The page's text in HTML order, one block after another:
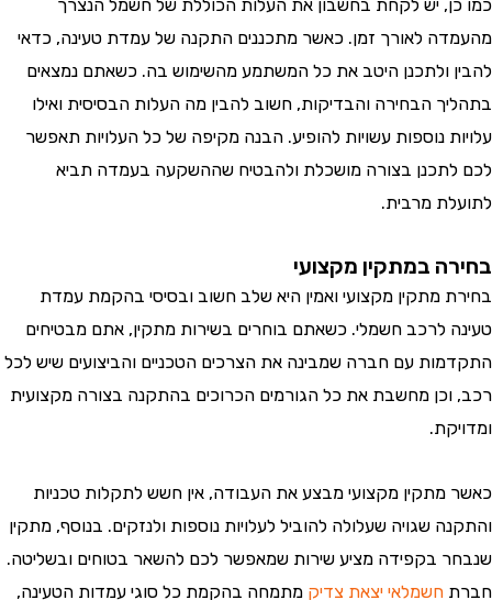
כן, יש לקחת בחשבון את העלות הכוללת של חשמל הנצרך
לאורך זמן. כאשר מתכננים התקנה של עמדת טעינה, כדאי
ולתכנן היטב את כל המשתמע מהשימוש בה. כשאתם נמצאים
הבחירה והבדיקות, חשוב להבין מה העלות הבסיסית ואילו
נוספות עשויות להופיע. הבנה מקיפה של כל העלויות תאפשר
לתכנן בצורה מושכלת ולהבטיח שההשקעה בעמדה תביא
מרבית.
במתקין מקצועי
מתקין מקצועי ואמין היא שלב חשוב ובסיסי בהקמת עמדת
לרכב חשמלי. כשאתם בוחרים בשירות מתקין, אתם מבטיחים
עם חברה שמבינה את הצרכים הטכניים והביצועים שיש לכל
וכן מחשבת את כל הגורמים הכרוכים בהתקנה בצורה מקצועית
מתקין מקצועי מבצע את העבודה, אין חשש לתקלות טכניות
שגויה שעלולה להוביל לעלויות נוספות ולנזקים. בנוסף, מתקין
בקפידה מציע שירות שמאפשר לכם להשאר בטוחים ובשליטה.
חשמלאי יצאת צדיקמתמחה בהקמת כל סוגי עמדות הטעינה,